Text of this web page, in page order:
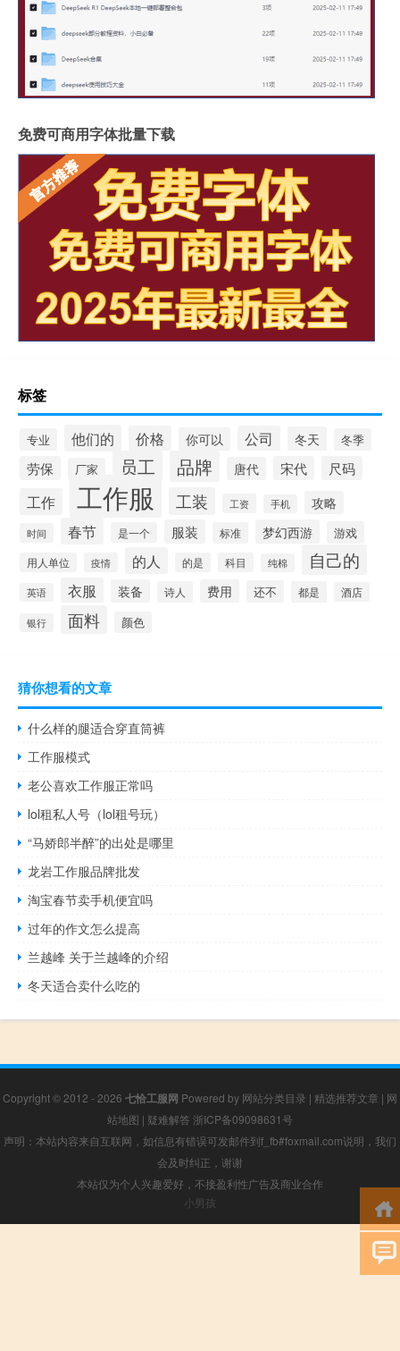
免费可商用字体批量下载
标签
专业 他们的 价格 你可以 公司 冬天 冬季
劳保 厂家 员工 品牌 唐代 宋代 尺码
工作 工作服 工装 工资 手机 攻略
时间 春节 是一个 服装 标准 梦幻西游 游戏
用人单位 疫情 的人 的是 科目 纯棉 自己的
英语 衣服 装备 诗人 费用 还不 都是 酒店
银行 面料 颜色
猜你想看的文章
什么样的腿适合穿直筒裤
工作服模式
老公喜欢工作服正常吗
lol租私人号（lol租号玩）
“马娇郎半醉”的出处是哪里
龙岩工作服品牌批发
淘宝春节卖手机便宜吗
过年的作文怎么提高
兰越峰 关于兰越峰的介绍
冬天适合卖什么吃的
Copyright © 2012 - 2026 七恰工服网 Powered by 网站分类目录 | 精选推荐文章 | 网
站地图 | 疑难解答 浙ICP备09098631号
声明：本站内容来自互联网，如信息有错误可发邮件到f_fb#foxmail.com说明，我们
会及时纠正，谢谢
本站仅为个人兴趣爱好，不接盈利性广告及商业合作
小男孩